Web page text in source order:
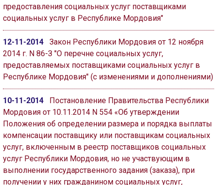
предоставления социальных услуг поставщиками
социальных услуг в Республике Мордовия"
12-11-2014
Закон Республики Мордовия от 12 ноября
2014 г. N 86-З "О перечне социальных услуг,
предоставляемых поставщиками социальных услуг в
Республике Мордовия" (с изменениями и дополнениями)
10-11-2014
Постановление Правительства Республики
Мордовия от 10.11.2014 N 554 «Об утверждении
Положения об определении размера и порядка выплаты
компенсации поставщику или поставщикам социальных
услуг, включенным в реестр поставщиков социальных
услуг Республики Мордовия, но не участвующим в
выполнении государственного задания (заказа), при
получении у них гражданином социальных услуг,